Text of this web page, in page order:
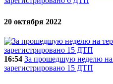
20 октября 2022
16:54 За прошедшую неделю
зарегистрировано 15 ДТП